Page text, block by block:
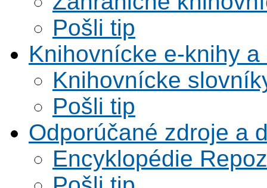
Pošli tip
Knihovnícke e-knihy
Knihovnícke
Pošli tip
Odporúčané zdroje a
Encyklopédie